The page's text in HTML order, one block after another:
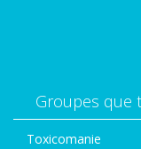
Groupes que
Toxicomanie